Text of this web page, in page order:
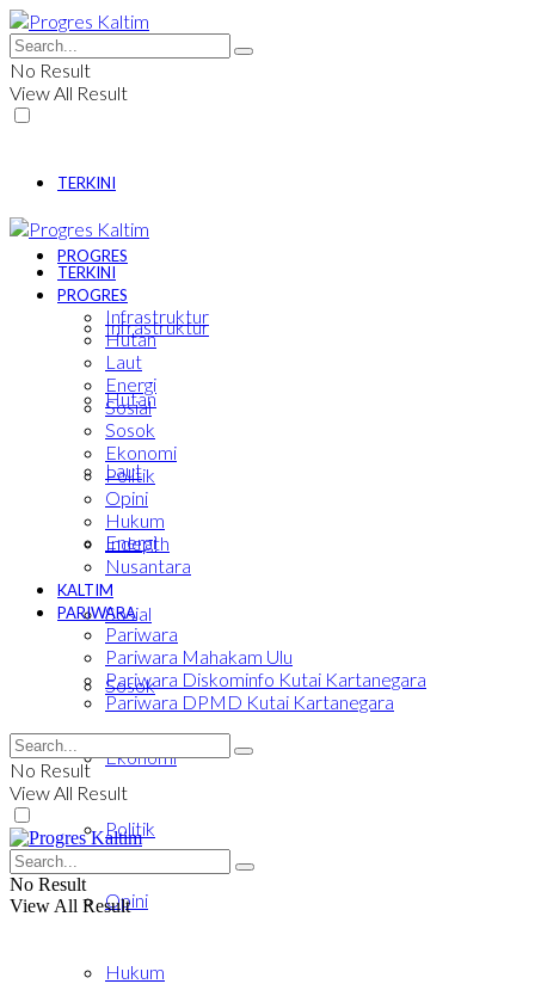
No Result
View All Result
TERKINI
PROGRES
Infrastruktur
Hutan
Laut
Energi
Sosial
Sosok
Ekonomi
Politik
Opini
Hukum
TERKINI
PROGRES
Infrastruktur
Hutan
Laut
Energi
Sosial
Sosok
Ekonomi
Politik
Opini
Hukum
Indepth
Nusantara
KALTIM
PARIWARA
Pariwara
Pariwara Mahakam Ulu
Pariwara Diskominfo Kutai Kartanegara
Pariwara DPMD Kutai Kartanegara
No Result
View All Result
No Result
View All Result